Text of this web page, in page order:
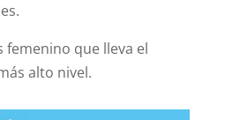
femenino que lleva el
alto nivel.